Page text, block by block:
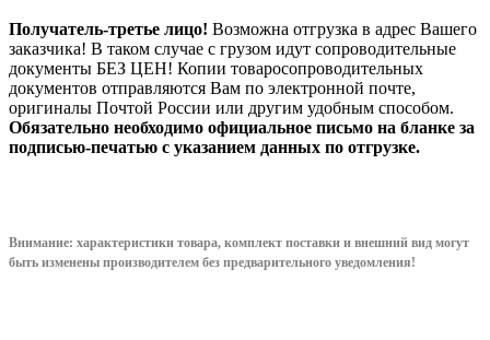
Получатель-третье лицо! Возможна отгрузка в адрес Вашего
заказчика! В таком случае с грузом идут сопроводительные
документы БЕЗ ЦЕН! Копии товаросопроводительных
документов отправляются Вам по электронной почте,
оригиналы Почтой России или другим удобным способом.
Обязательно необходимо официальное письмо на бланке за
подписью-печатью с указанием данных по отгрузке.
Внимание: характеристики товара, комплект поставки и внешний вид могут
быть изменены производителем без предварительного уведомления!